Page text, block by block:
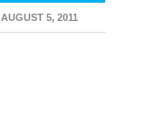
AUGUST 5, 2011